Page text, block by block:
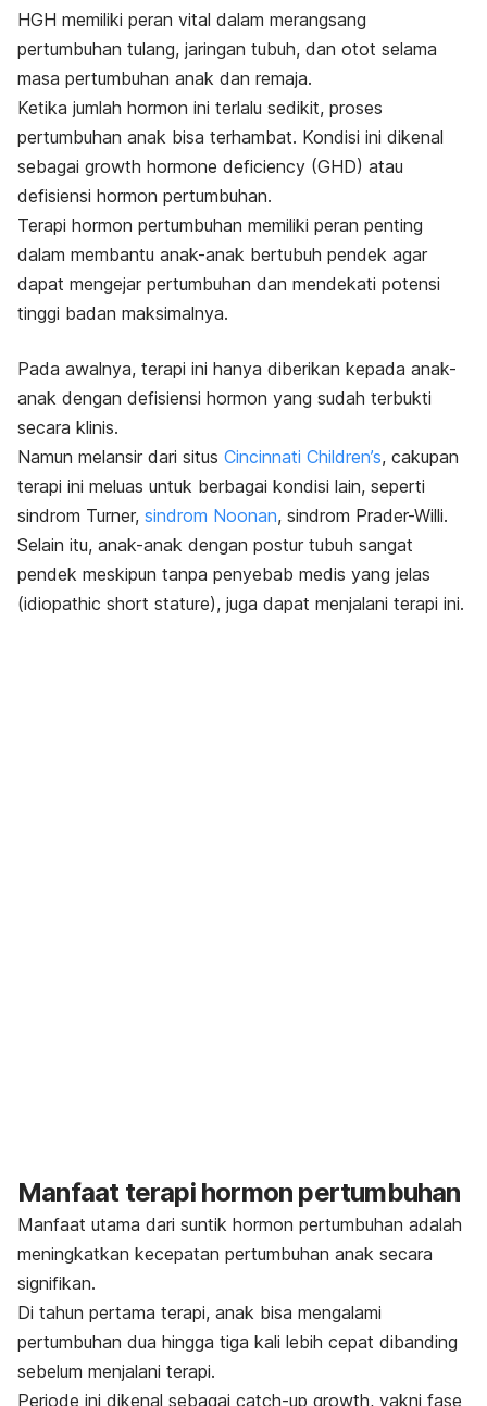
HGH memiliki peran vital dalam merangsang
pertumbuhan tulang, jaringan tubuh, dan otot selama
masa pertumbuhan anak dan remaja.
Ketika jumlah hormon ini terlalu sedikit, proses
pertumbuhan anak bisa terhambat. Kondisi ini dikenal
sebagai growth hormone deficiency (GHD) atau
defisiensi hormon pertumbuhan.
Terapi hormon pertumbuhan memiliki peran penting
dalam membantu anak-anak bertubuh pendek agar
dapat mengejar pertumbuhan dan mendekati potensi
tinggi badan maksimalnya.
Pada awalnya, terapi ini hanya diberikan kepada anak-
anak dengan defisiensi hormon yang sudah terbukti
secara klinis.
Namun melansir dari situs Cincinnati Children’s, cakupan
terapi ini meluas untuk berbagai kondisi lain, seperti
sindrom Turner, sindrom Noonan, sindrom Prader-Willi.
Selain itu, anak-anak dengan postur tubuh sangat
pendek meskipun tanpa penyebab medis yang jelas
(idiopathic short stature), juga dapat menjalani terapi ini.
Manfaat terapi hormon pertumbuhan
Manfaat utama dari suntik hormon pertumbuhan adalah
meningkatkan kecepatan pertumbuhan anak secara
signifikan.
Di tahun pertama terapi, anak bisa mengalami
pertumbuhan dua hingga tiga kali lebih cepat dibanding
sebelum menjalani terapi.
Periode ini dikenal sebagai catch-up growth, yakni fase